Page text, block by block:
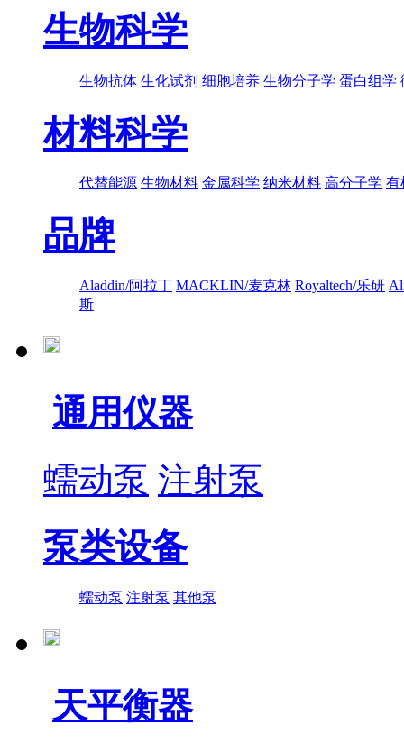
生物科学
生物抗体 生化试剂 细胞培养 生物分子学 蛋白组学
材料科学
代替能源 生物材料 金属科学 纳米材料 高分子学 有
品牌
Aladdin/阿拉丁 MACKLIN/麦克林 Royaltech/乐研
斯
通用仪器
蠕动泵 注射泵
泵类设备
蠕动泵 注射泵 其他泵
天平衡器